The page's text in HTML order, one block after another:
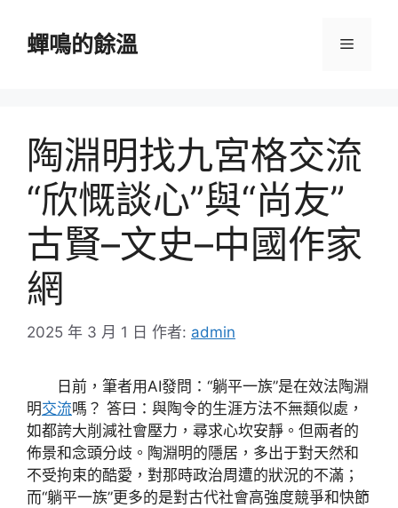
蟬鳴的餘溫 選
陶淵明找九宮格交流
“欣慨談心”與“尚友”
古賢–文史–中國作家
網
2025 年 3 月 1 日 作者: admin
日前，筆者用AI發問：“躺平一族”是在效法陶淵
明交流嗎？ 答曰：與陶令的生涯方法不無類似處，
如都誇大削減社會壓力，尋求心坎安靜。但兩者的
佈景和念頭分歧。陶淵明的隱居，多出于對天然和
不受拘束的酷愛，對那時政治周遭的狀況的不滿；
而“躺平一族”更多的是對古代社會高強度競爭和快節